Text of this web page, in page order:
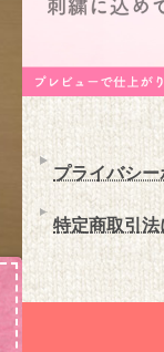
プライバシ
特定商取引